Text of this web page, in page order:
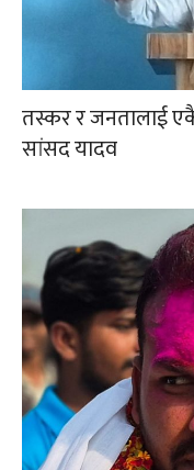
तस्कर र जनतालाई
सांसद यादव